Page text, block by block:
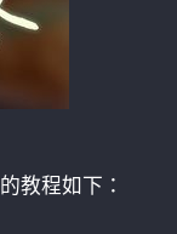
的教程如下：